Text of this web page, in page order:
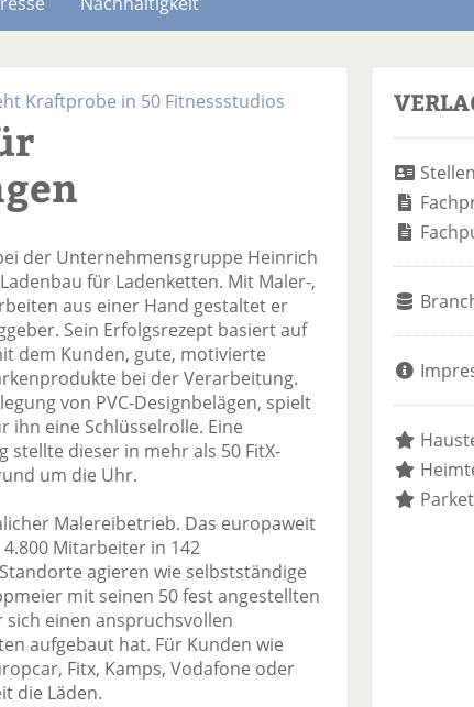
Kraftprobe in 50 Fitnessstudios
der Unternehmensgruppe Heinrich
für Ladenketten. Mit Maler-,
aus einer Hand gestaltet er
Sein Erfolgsrezept basiert auf
dem Kunden, gute, motivierte
bei der Verarbeitung.
von PVC-Designbelägen, spielt
ihn eine Schlüsselrolle. Eine
dieser in mehr als 50 FitX-
um die Uhr.
Malereibetrieb. Das europaweit
Mitarbeiter in 142
agieren wie selbstständige
mit seinen 50 fest angestellten
einen anspruchsvollen
aufgebaut hat. Für Kunden wie
Fitx, Kamps, Vodafone oder
die Läden.